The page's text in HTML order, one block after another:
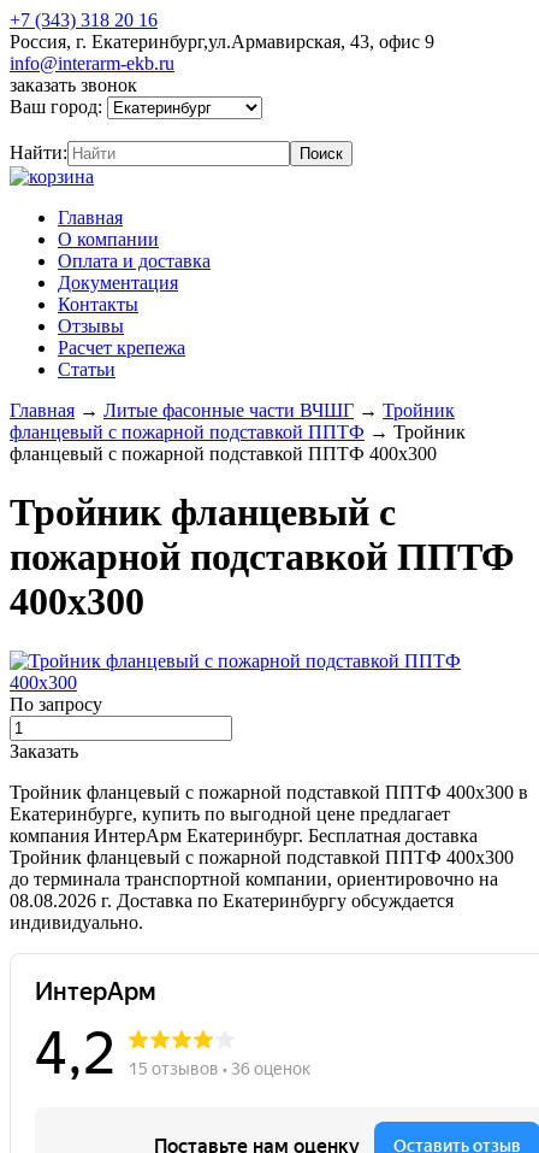
+7 (343) 318 20 16
Россия, г. Екатеринбург,ул.Армавирская, 43, офис 9
info@interarm-ekb.ru
заказать звонок
Ваш город:
Найти:
Главная
О компании
Оплата и доставка
Документация
Контакты
Отзывы
Расчет крепежа
Статьи
Главная → Литые фасонные части ВЧШГ → Тройник
фланцевый с пожарной подставкой ППТФ → Тройник
фланцевый с пожарной подставкой ППТФ 400х300
Тройник фланцевый с
пожарной подставкой ППТФ
400х300
По запросу
Заказать
Тройник фланцевый с пожарной подставкой ППТФ 400х300 в
Екатеринбурге, купить по выгодной цене предлагает
компания ИнтерАрм Екатеринбург. Бесплатная доставка
Тройник фланцевый с пожарной подставкой ППТФ 400х300
до терминала транспортной компании, ориентировочно на
08.08.2026 г. Доставка по Екатеринбургу обсуждается
индивидуально.